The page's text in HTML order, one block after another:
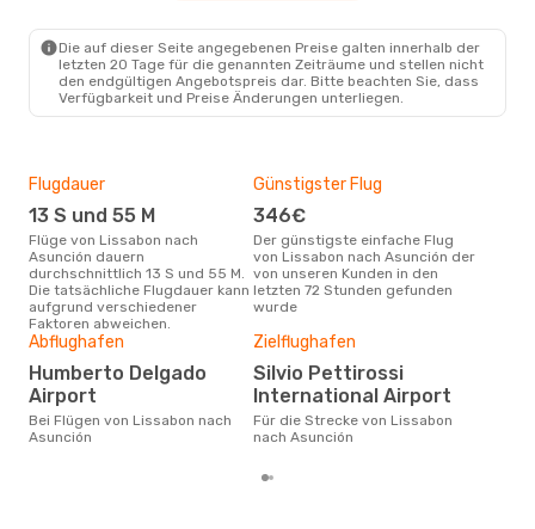
Die auf dieser Seite angegebenen Preise galten innerhalb der
letzten 20 Tage für die genannten Zeiträume und stellen nicht
den endgültigen Angebotspreis dar. Bitte beachten Sie, dass
Verfügbarkeit und Preise Änderungen unterliegen.
Flugdauer
13 S und 55 M
Flüge von Lissabon nach
Asunción dauern
durchschnittlich 13 S und 55 M.
Die tatsächliche Flugdauer kann
aufgrund verschiedener
Faktoren abweichen.
Günstigster Flug
346€
Der günstigste einfache Flug
von Lissabon nach Asunción der
von unseren Kunden in den
letzten 72 Stunden gefunden
wurde
Abflughafen
Humberto Delgado
Airport
Bei Flügen von Lissabon nach
Asunción
Zielflughafen
Silvio Pettirossi
International Airport
Für die Strecke von Lissabon
nach Asunción